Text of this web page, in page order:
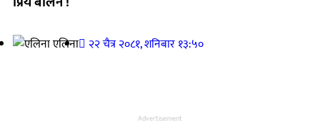
एलिना २२ चैत्र २०८१, शनिबार १३:५०
Advertisement